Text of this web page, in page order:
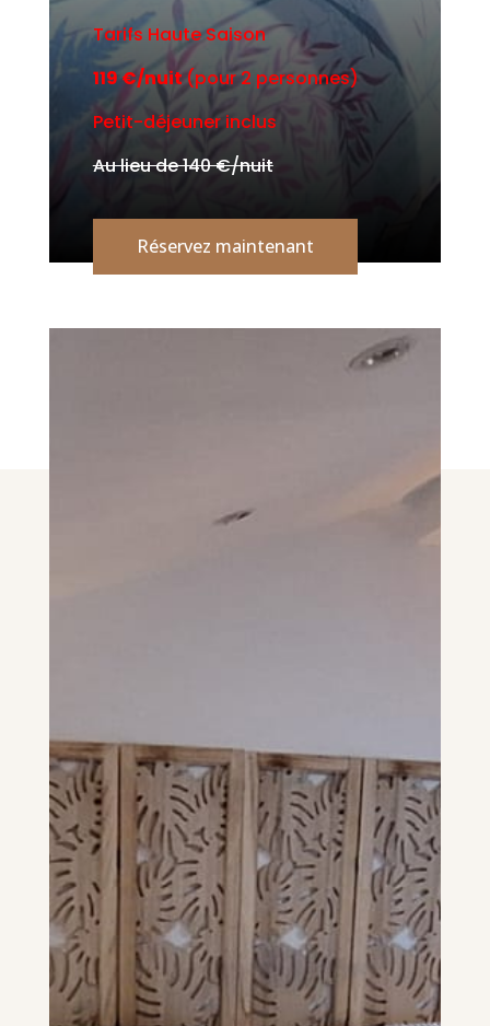
Tarifs Haute Saison
119 €/nuit(pour 2 personnes)
Petit-déjeuner inclus
Au lieu de 140 €/nuit
Réservez maintenant